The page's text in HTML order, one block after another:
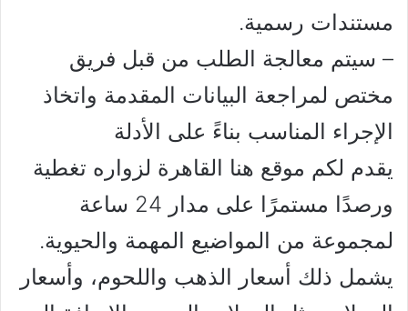
مستندات رسمية.
– سيتم معالجة الطلب من قبل فريق
مختص لمراجعة البيانات المقدمة واتخاذ
الإجراء المناسب بناءً على الأدلة
يقدم لكم موقع هنا القاهرة لزواره تغطية
ورصدًا مستمرًا على مدار 24 ساعة
لمجموعة من المواضيع المهمة والحيوية.
يشمل ذلك أسعار الذهب واللحوم، وأسعار